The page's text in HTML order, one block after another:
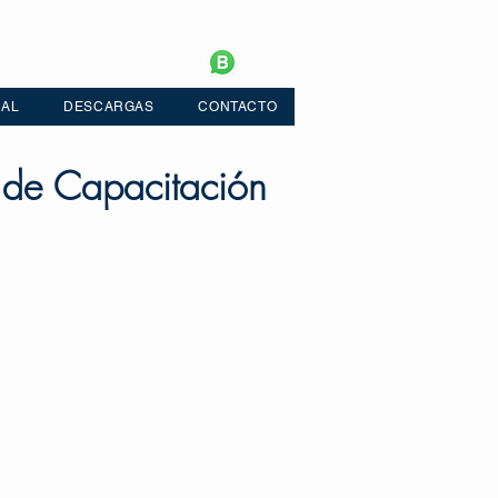
DESCARGAS CONTACTO
Capacitación